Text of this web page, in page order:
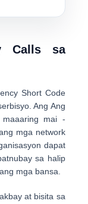
Calls sa
Short Code
Ang Ang
mai -
mga network
dapat
sa halip
mga bansa.
at bisita sa